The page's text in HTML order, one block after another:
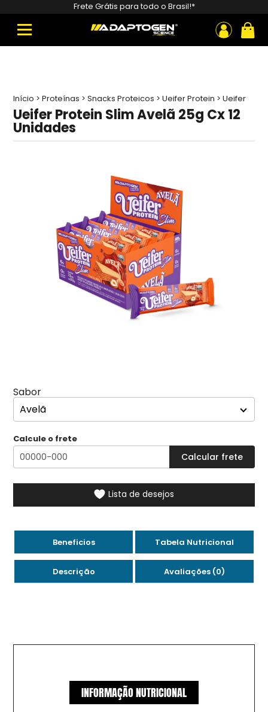
Frete Grátis para todo o Brasil!*
ou
produtos
Início >Proteínas >Snacks Proteicos >Ueifer Protein >Ueifer
Protein Slim Avelã 25g Cx 12 Unidades
Ueifer Protein Slim Avelã 25g Cx 12
Unidades
Sabor
Calcule o frete
Lista de desejos
Beneficios Tabela Nutricional
Descrição Avaliações (0)
INFORMAÇÃO NUTRICIONAL